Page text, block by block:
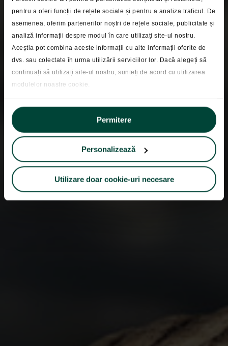
pentru a oferi funcții de rețele sociale și pentru a analiza traficul. De
asemenea, oferim partenerilor noștri de rețele sociale, publicitate și
analiză informații despre modul în care utilizați site-ul nostru.
Aceștia pot combina aceste informații cu alte informații oferite de
dvs. sau colectate în urma utilizării serviciilor lor. Dacă alegeți să
continuați să utilizați site-ul nostru, sunteți de acord cu utilizarea
modulelor noastre cookie.
Permitere
Personalizează
Utilizare doar cookie-uri necesare
Despre riscuri Educatie financiara
Masuri fiscale.
Predictibilitate si
impact